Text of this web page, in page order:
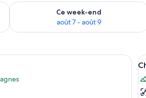
8 - août 9
Ce week-end
août 7 - août 9
Vérifier la disponibilité pour ce week-
une armoire, un lustre et une porte.
Une chambre à coucher avec un lit,